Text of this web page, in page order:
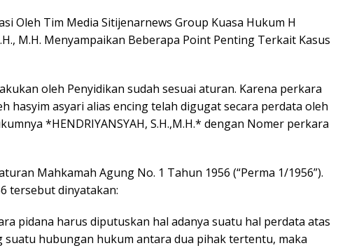
Oleh Tim Media Sitijenarnews Group Kuasa Hukum H
M.H. Menyampaikan Beberapa Point Penting Terkait Kasus
oleh Penyidikan sudah sesuai aturan. Karena perkara
hasyim asyari alias encing telah digugat secara perdata oleh
*HENDRIYANSYAH, S.H.,M.H.* dengan Nomer perkara
Mahkamah Agung No. 1 Tahun 1956 (“Perma 1/1956”).
tersebut dinyatakan:
pidana harus diputuskan hal adanya suatu hal perdata atas
hubungan hukum antara dua pihak tertentu, maka